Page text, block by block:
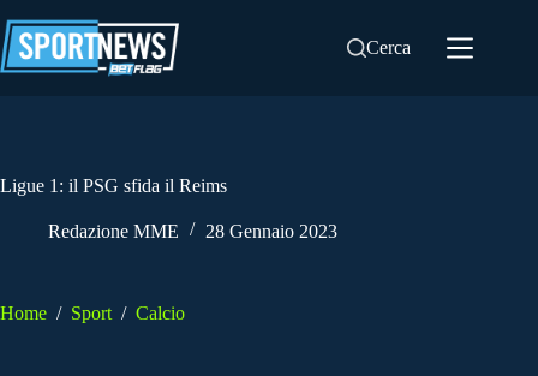
al
contenuto
Cerca
Ligue 1: il PSG sfida il Reims
Redazione MME 28 Gennaio 2023
Home / Sport / Calcio